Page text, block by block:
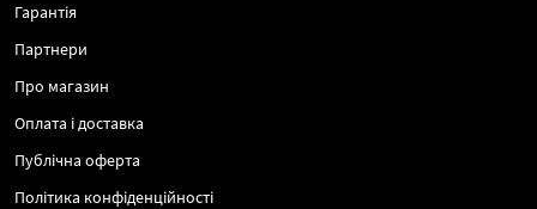
Гарантія
Партнери
Про магазин
Оплата і доставка
Публічна оферта
Політика конфіденційності